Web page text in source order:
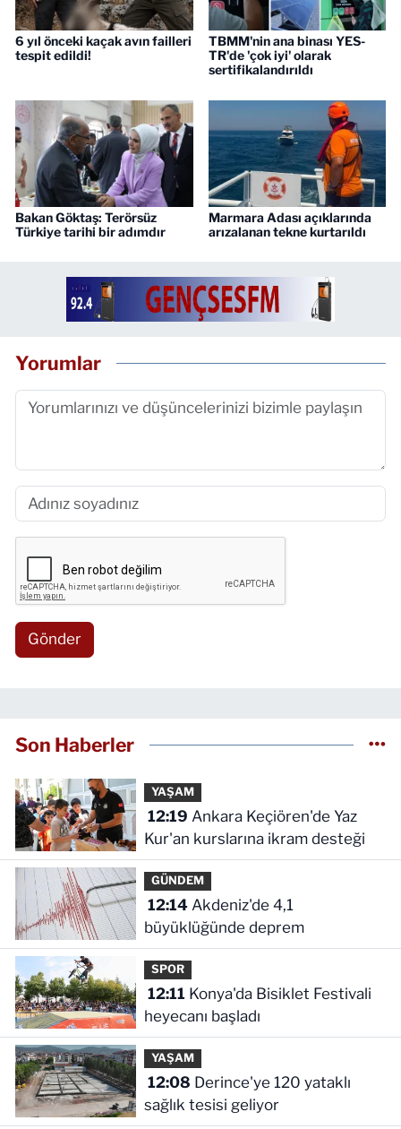
6 yıl önceki kaçak avın failleri
tespit edildi!
TBMM'nin ana binası YES-
TR'de 'çok iyi' olarak
sertifikalandırıldı
Bakan Göktaş: Terörsüz
Türkiye tarihi bir adımdır
Marmara Adası açıklarında
arızalanan tekne kurtarıldı
Yorumlar
Gönder
Son Haberler
YAŞAM
12:19
Kur'an kurslarına ikram desteği
GÜNDEM
12:14Akdeniz'de 4,1
büyüklüğünde deprem
SPOR
12:11
heyecanı başladı
YAŞAM
12:08
sağlık tesisi geliyor